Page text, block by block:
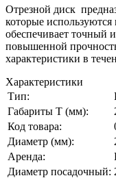
Отрезной диск
которые
обеспечивает точный
повышенной
характеристики в
Характеристики
Тип:
Габариты Т (мм):
Код товара:
Диаметр (мм):
Аренда:
Диаметр посадочный: